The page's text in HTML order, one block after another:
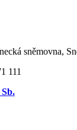
sněmovna,
111